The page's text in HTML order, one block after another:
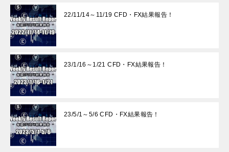
22/11/14～11/19 CFD・FX結果報告！
23/1/16～1/21 CFD・FX結果報告！
23/5/1～5/6 CFD・FX結果報告！